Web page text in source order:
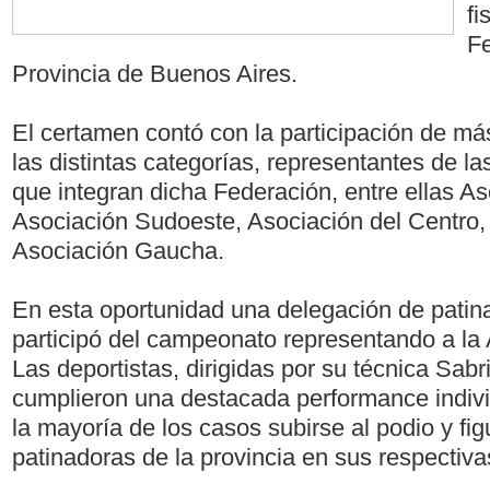
Provincia de Buenos Aires.
El certamen contó con la participación de
las distintas categorías, representantes de
que integran dicha Federación, entre ellas
Asociación Sudoeste, Asociación del
Asociación Gaucha.
En esta oportunidad una delegación de
participó del campeonato representando a
Las deportistas, dirigidas por su técnica
cumplieron una destacada performance
la mayoría de los casos subirse al podio y
patinadoras de la provincia en sus